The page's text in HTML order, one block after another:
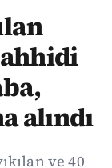
alındı
ve 40